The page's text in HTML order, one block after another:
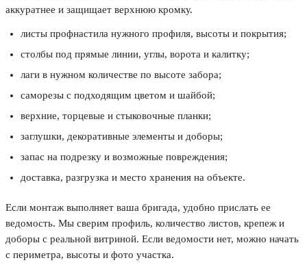
аккуратнее и защищает верхнюю кромку.
листы профнастила нужного профиля, высоты и покрытия;
столбы под прямые линии, углы, ворота и калитку;
лаги в нужном количестве по высоте забора;
саморезы с подходящим цветом и шайбой;
верхние, торцевые и стыковочные планки;
заглушки, декоративные элементы и доборы;
запас на подрезку и возможные повреждения;
доставка, разгрузка и место хранения на объекте.
Если монтаж выполняет ваша бригада, удобно прислать ее
ведомость. Мы сверим профиль, количество листов, крепеж и
доборы с реальной витриной. Если ведомости нет, можно начать
с периметра, высоты и фото участка.